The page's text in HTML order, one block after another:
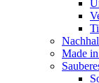
Made